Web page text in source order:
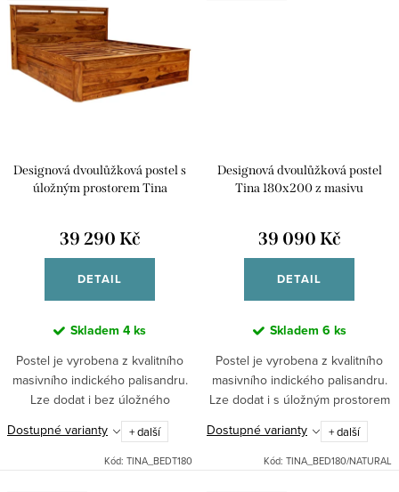
Designová dvoulůžková postel s
úložným prostorem Tina
39 290 Kč
DETAIL
Skladem 4 ks
Postel je vyrobena z kvalitního
masivního indického palisandru.
Lze dodat i bez úložného
prostoru zde Postel doladíte s
ostatním nábytkem kolekce Tina
Rozměr matrace:...
Dostupné varianty + další
Kód: TINA_BEDT180
Designová dvoulůžková postel
Tina 180x200 z masivu
39 090 Kč
DETAIL
Skladem 6 ks
Postel je vyrobena z kvalitního
masivního indického palisandru.
Lze dodat i s úložným prostorem
ve formě bočních vysunovacích
dřevěných šuplíků. zde Postel
doladíte s...
Dostupné varianty + další
Kód: TINA_BED180/NATURAL